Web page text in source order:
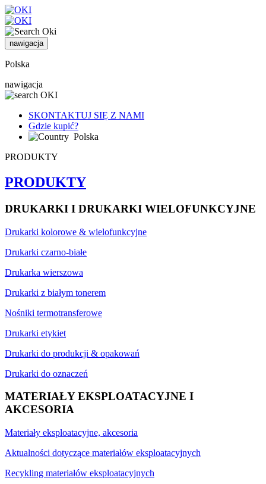
nawigacja
Polska
nawigacja
SKONTAKTUJ SIĘ Z NAMI
Gdzie kupić?
Polska
PRODUKTY
PRODUKTY
DRUKARKI I DRUKARKI WIELOFUNKCYJNE
Drukarki kolorowe & wielofunkcyjne
Drukarki czarno-białe
Drukarka wierszowa
Drukarki z białym tonerem
Nośniki termotransferowe
Drukarki etykiet
Drukarki do produkcji & opakowań
Drukarki do oznaczeń
MATERIAŁY EKSPLOATACYJNE I
AKCESORIA
Materiały eksploatacyjne, akcesoria
Aktualności dotyczące materiałów eksploatacyjnych
Recykling materiałów eksploatacyjnych